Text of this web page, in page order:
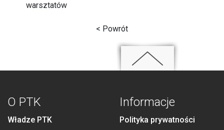
warsztatów
< Powrót
O PTK
Władze PTK
Informacje
Polityka prywatności